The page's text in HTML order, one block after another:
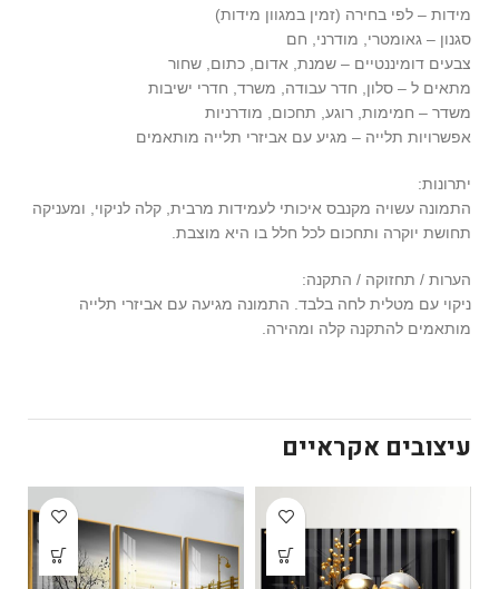
מידות – לפי בחירה (זמין במגוון מידות)
סגנון – גאומטרי, מודרני, חם
צבעים דומיננטיים – שמנת, אדום, כתום, שחור
מתאים ל – סלון, חדר עבודה, משרד, חדרי ישיבות
משדר – חמימות, רוגע, תחכום, מודרניות
אפשרויות תלייה – מגיע עם אביזרי תלייה מותאמים
יתרונות:
התמונה עשויה מקנבס איכותי לעמידות מרבית, קלה לניקוי, ומעניקה
תחושת יוקרה ותחכום לכל חלל בו היא מוצבת.
הערות / תחזוקה / התקנה:
ניקוי עם מטלית לחה בלבד. התמונה מגיעה עם אביזרי תלייה
מותאמים להתקנה קלה ומהירה.
עיצובים אקראיים